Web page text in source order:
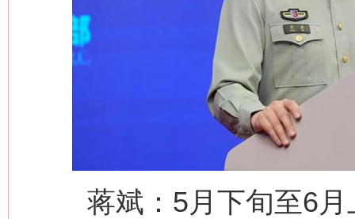
蒋斌：5月下旬至6月